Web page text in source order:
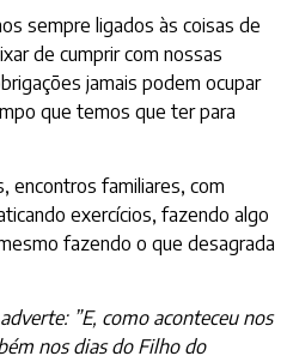
sempre ligados às coisas de
de cumprir com nossas
jamais podem ocupar
que temos que ter para
encontros familiares, com
exercícios, fazendo algo
fazendo o que desagrada
”E, como aconteceu nos
nos dias do Filho do